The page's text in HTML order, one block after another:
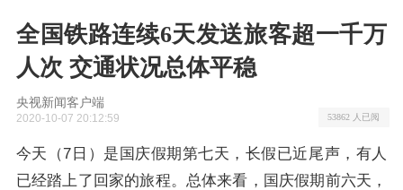
全国铁路连续6天发送旅客超一千万
人次 交通状况总体平稳
央视新闻客户端
2020-10-07 20:12:59 53862 人已阅
今天（7日）是国庆假期第七天，长假已近尾声，有人
已经踏上了回家的旅程。总体来看，国庆假期前六天，